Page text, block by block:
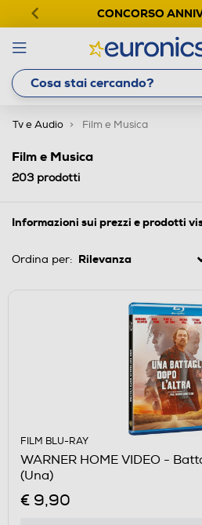
CONCORSO
Tv e Audio Film e Musica
Film e Musica
203prodotti
Informazioni sui prezzi e prodotti
Ordina per:
FILM BLU-RAY
WARNER HOME VIDEO -
(Una)
€ 9,90